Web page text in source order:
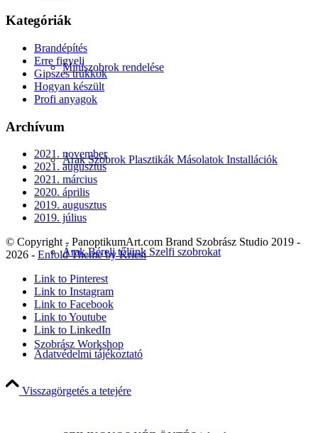
Miniszobrok rendelése
Árak Szobrok Plasztikák Másolatok Installációk
Árak Bérelj tőlünk Szelfi szobrokat
Szobrász Workshop
Kategóriák
Brandépítés
Erre figyelj
Gipszes trükkök
Hogyan készült
Profi anyagok
Archívum
2021. november
2021. augusztus
2021. március
2020. április
2019. augusztus
2019. július
© Copyright - PanoptikumArt.com Brand Szobrász Studio 2019 -
2026 - Enfold Theme by Kriesi
Link to Pinterest
Link to Instagram
Link to Facebook
Link to Youtube
Link to LinkedIn
Adatvédelmi tájékoztató
Visszagörgetés a tetejére